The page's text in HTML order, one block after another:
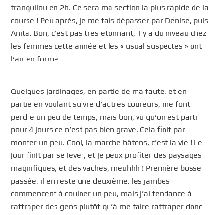
tranquilou en 2h. Ce sera ma section la plus rapide de la
course ! Peu après, je me fais dépasser par Denise, puis
Anita. Bon, c’est pas très étonnant, il y a du niveau chez
les femmes cette année et les « usual suspectes » ont
l’air en forme.
Quelques jardinages, en partie de ma faute, et en
partie en voulant suivre d’autres coureurs, me font
perdre un peu de temps, mais bon, vu qu’on est parti
pour 4 jours ce n’est pas bien grave. Cela finit par
monter un peu. Cool, la marche bâtons, c’est la vie ! Le
jour finit par se lever, et je peux profiter des paysages
magnifiques, et des vaches, meuhhh ! Première bosse
passée, il en reste une deuxième, les jambes
commencent à couiner un peu, mais j’ai tendance à
rattraper des gens plutôt qu’à me faire rattraper donc